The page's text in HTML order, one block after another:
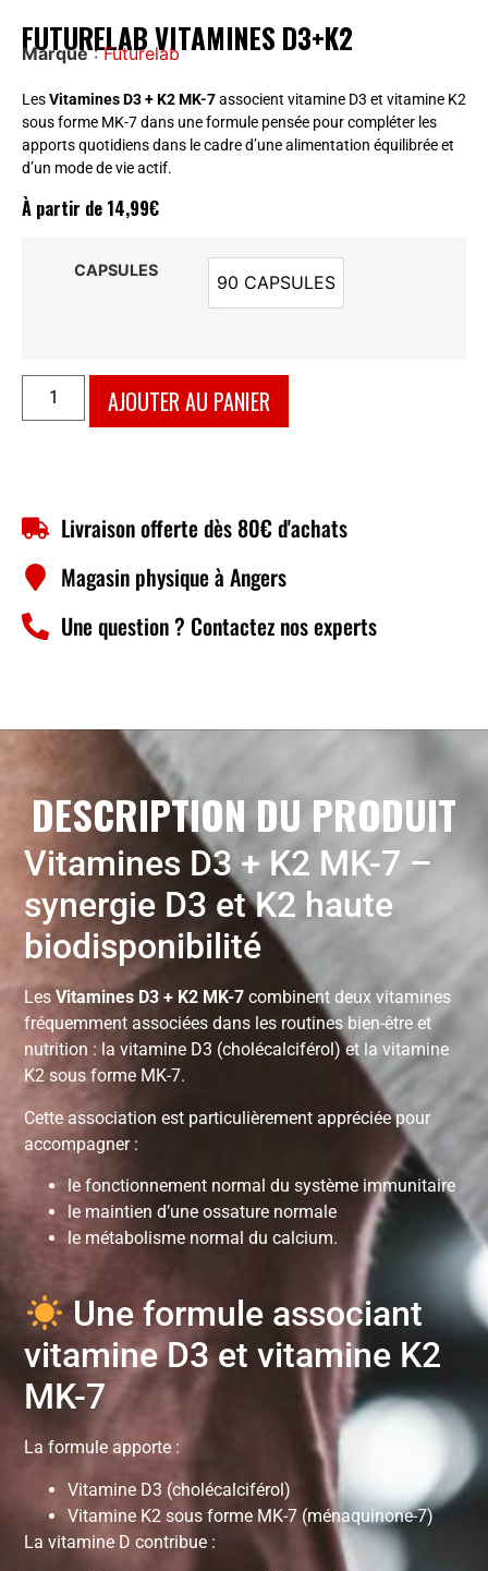
FUTURELAB VITAMINES D3+K2
Marque:Futurelab
LesVitamines D3 + K2 MK-7associent vitamine D3 et vitamine K2
sous forme MK-7 dans une formule pensée pour compléter les
apports quotidiens dans le cadre d’une alimentation équilibrée et
d’un mode de vie actif.
À partir de 14,99€
CAPSULES
90 CAPSULES
90 CAPSULES
AJOUTER AU PANIER
Livraison offerte dès 80€ d'achats
Magasin physique à Angers
Une question ? Contactez nos experts
DESCRIPTION DU PRODUIT
Vitamines D3 + K2 MK-7 –
synergie D3 et K2 haute
biodisponibilité
LesVitamines D3 + K2 MK-7 combinent deux vitamines
fréquemment associées dans les routines bien-être et
nutrition : la vitamine D3 (cholécalciférol) et la vitamine
K2 sous forme MK-7.
Cette association est particulièrement appréciée pour
accompagner :
le fonctionnement normal du système immunitaire
le maintien d’une ossature normale
le métabolisme normal du calcium.
Une formule associant
vitamine D3 et vitamine K2
MK-7
La formule apporte :
Vitamine D3 (cholécalciférol)
Vitamine K2 sous forme MK-7 (ménaquinone-7)
La vitamine D contribue :